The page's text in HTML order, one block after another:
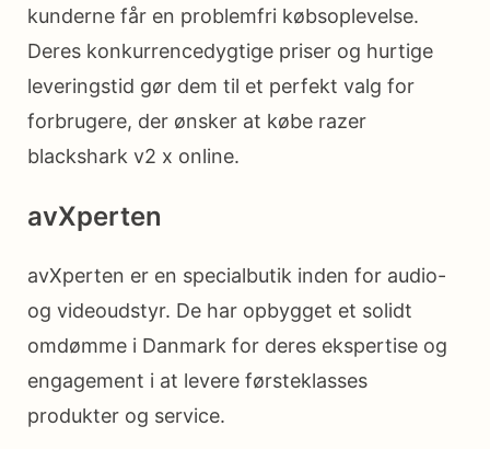
kunderne får en problemfri købsoplevelse.
Deres konkurrencedygtige priser og hurtige
leveringstid gør dem til et perfekt valg for
forbrugere, der ønsker at købe razer
blackshark v2 x online.
avXperten
avXperten er en specialbutik inden for audio-
og videoudstyr. De har opbygget et solidt
omdømme i Danmark for deres ekspertise og
engagement i at levere førsteklasses
produkter og service.